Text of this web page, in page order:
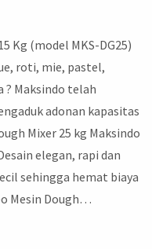
Kg (model MKS-DG25)
roti, mie, pastel,
? Maksindo telah
adonan kapasitas
Mixer 25 kg Maksindo
elegan, rapi dan
sehingga hemat biaya
Mesin Dough…